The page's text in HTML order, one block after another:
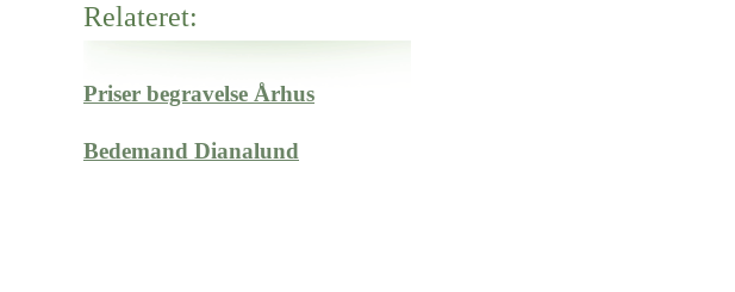
Relateret:
Priser begravelse Århus
Bedemand Dianalund